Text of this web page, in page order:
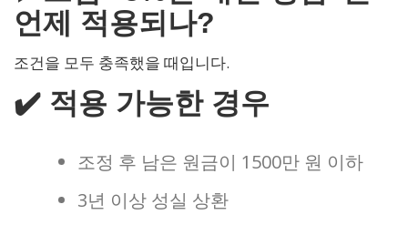
언제 적용되나?
조건을 모두 충족했을 때입니다.
✔️ 적용 가능한 경우
조정 후 남은 원금이 1500만 원 이하
3년 이상 성실 상환